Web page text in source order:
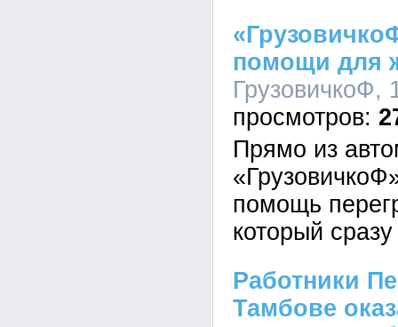
помощи для
ГрузовичкоФ,
Прямо из
помощь
который
Работники
Тамбове